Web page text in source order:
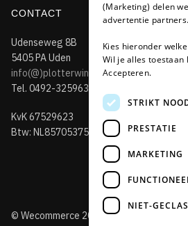
CONTACT
Udenseweg 8B
5405 PA Uden
info(@)plotterwinkel.nl
Tel. 0492-325963
KvK 67529623
Btw: NL857053759B01
© Wecommerce 2019
(Marketing) delen
advertentie partners.
Kies hieronder
Wil je alles toestaan
Accepteren.
STRIKT
PRESTATIE
MARKETING
NIET-